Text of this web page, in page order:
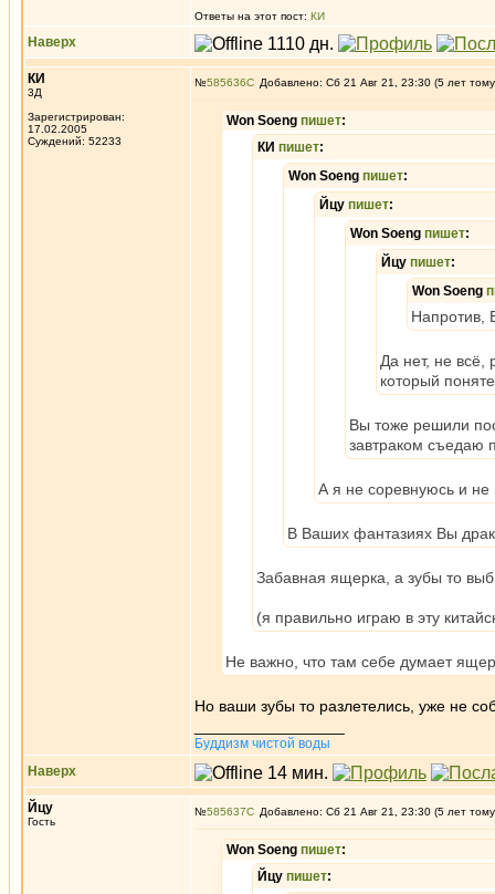
Ответы на этот пост: КИ
Наверх
КИ
3Д
Зарегистрирован:
17.02.2005
Суждений: 52233
№585636 Добавлено: Сб 21 Авг 21, 23:30 (5 лет
Won Soeng пишет:
КИ пишет:
Won Soeng пишет:
Йцу пишет:
Won Soeng пишет:
Йцу пишет:
Won Soeng
Напротив,
Да нет, не всё,
который
Вы тоже решили
завтраком съедаю
А я не соревнуюсь и
В Ваших фантазиях Вы
Забавная ящерка, а зубы то
(я правильно играю в эту
Не важно, что там себе думает
Но ваши зубы то разлетелись, уже не
Буддизм чистой воды
Наверх
Йцу
Гость
№585637 Добавлено: Сб 21 Авг 21, 23:30 (5 лет
Won Soeng пишет:
Йцу пишет: